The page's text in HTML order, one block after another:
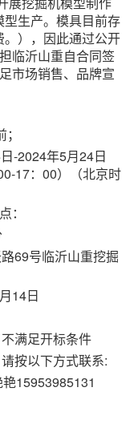
生产。模具目前存
），因此通过公开
临沂山重自合同签
市场销售、品牌宣
-2024年5月24日
17：00）（北京时
：
69号临沂山重挖掘
14日
满足开标条件
按以下方式联系:
15953985131